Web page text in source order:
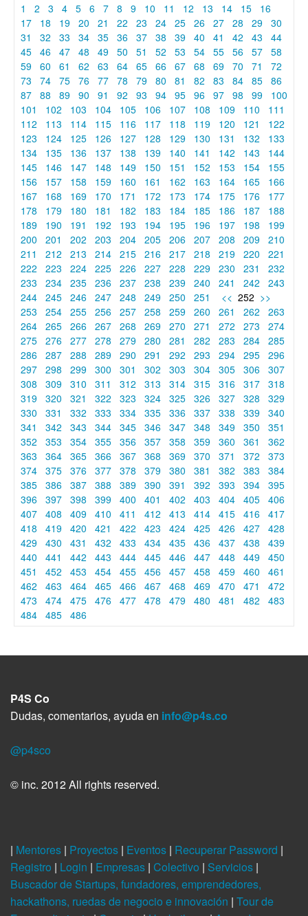
1 2 3 4 5 6 7 8 9 10 11 12 13 14 15
16
17
18 19 20 21 22 23 24 25 26 27 28 29 30
31
32 33 34 35 36 37 38 39 40 41 42 43
44
45 46 47 48 49 50 51 52 53 54 55 56 57 58
59 60 61 62 63 64 65 66 67 68 69 70 71
72
73
74 75 76 77 78 79 80 81 82 83 84 85 86
87 88 89 90 91 92 93 94 95 96 97 98 99
100
101
102 103 104 105 106 107 108 109 110
111
112
113 114 115 116 117 118 119 120 121
122
123
124 125 126 127 128 129 130 131 132
133
134
135 136 137 138 139 140 141 142 143
144
145
146 147 148 149 150 151 152 153 154
155
156
157 158 159 160 161 162 163 164 165
166
167
168 169 170 171 172 173 174 175 176
177
178
179 180 181 182 183 184 185 186 187
188
189
190 191 192 193 194 195 196 197 198
199
200
201 202 203 204 205 206 207 208 209 210
211
212 213 214 215 216 217 218 219 220
221
222
223 224 225 226 227 228 229 230 231
232
233
234 235 236 237 238 239 240 241 242
243
244 245 246 247 248 249 250 251 << 252 >>
253
254 255 256 257 258 259 260 261 262
263
264 265 266 267 268 269 270 271 272 273
274
275 276 277 278 279 280 281 282 283 284 285
286 287 288 289 290 291 292 293 294 295 296
297 298 299 300 301 302 303 304 305 306 307
308
309 310 311 312 313 314 315 316 317 318
319 320 321 322 323 324 325 326 327 328
329
330
331 332 333 334 335 336 337 338 339 340
341
342 343 344 345 346 347 348 349 350
351
352
353 354 355 356 357 358 359 360 361
362
363
364 365 366 367 368 369 370 371 372
373
374 375 376 377 378 379 380 381 382 383
384
385 386 387 388 389 390 391 392 393 394 395
396 397 398 399 400 401 402 403 404 405 406
407 408 409 410 411 412 413 414 415 416 417
418
419 420 421 422 423 424 425 426 427 428
429 430 431 432 433 434 435 436 437 438
439
440
441 442 443 444 445 446 447 448 449 450
451
452 453 454 455 456 457 458 459 460
461
462
463 464 465 466 467 468 469 470 471
472
473
474 475 476 477 478 479 480 481 482
483
484 485 486
P4S Co
Dudas, comentarios, ayuda en info@p4s.co
@p4sco
© inc. 2012 All rights reserved.
| Mentores | Proyectos | Eventos | Recuperar Password |
Registro | Login | Empresas | Colectivo | Servicios |
Buscador de Startups, fundadores, emprendedores,
hackathons, ruedas de negocio e innovación | Tour de